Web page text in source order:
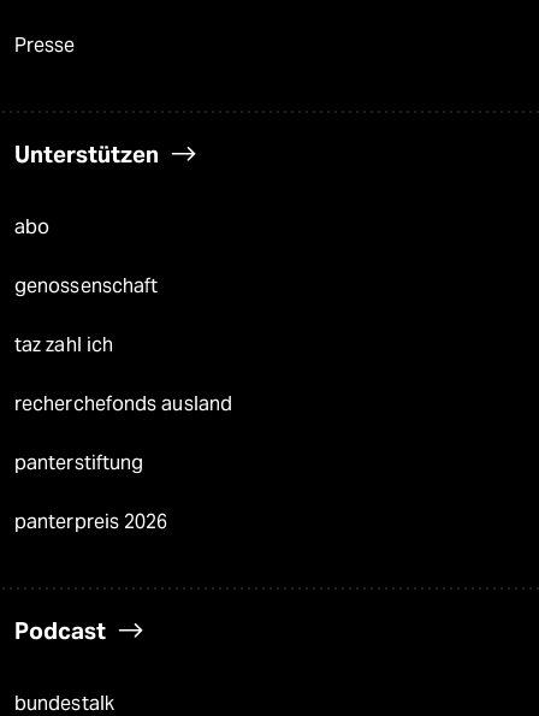
Presse
Unterstützen
abo
genossenschaft
taz zahl ich
recherchefonds ausland
panterstiftung
panterpreis 2026
Podcast
bundestalk